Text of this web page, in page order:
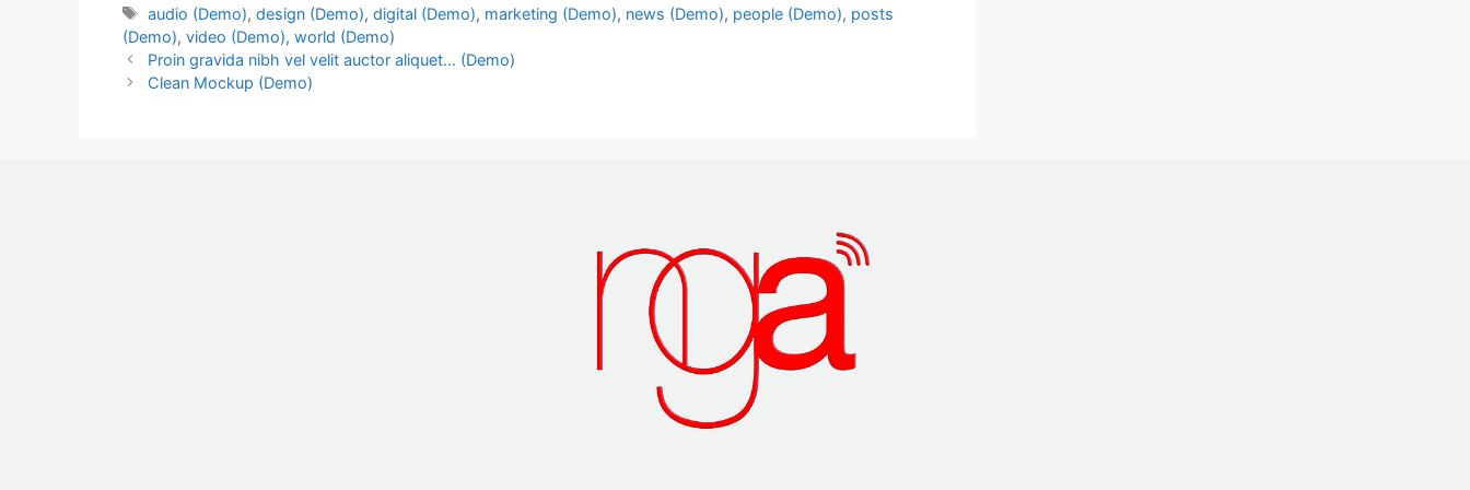
audio (Demo),design (Demo),digital (Demo), marketing (Demo), news (Demo), people (Demo), posts
(Demo), video (Demo), world (Demo)
Proin gravida nibh vel velit auctor aliquet… (Demo)
Clean Mockup (Demo)